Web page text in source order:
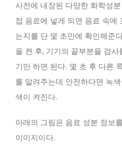
사전에 내장된 다양한 화학성
접 음료에 넣게 되면 음료 속에
는지를 단 몇 초만에 확인해준
을 켠 후, 기기의 끝부분을 검
기만 하면 된다. 몇 초 후 다른
를 알려주는데 안전하다면 녹
색이 켜진다.
아래의 그림은 음료 성분 정보
이미지이다.